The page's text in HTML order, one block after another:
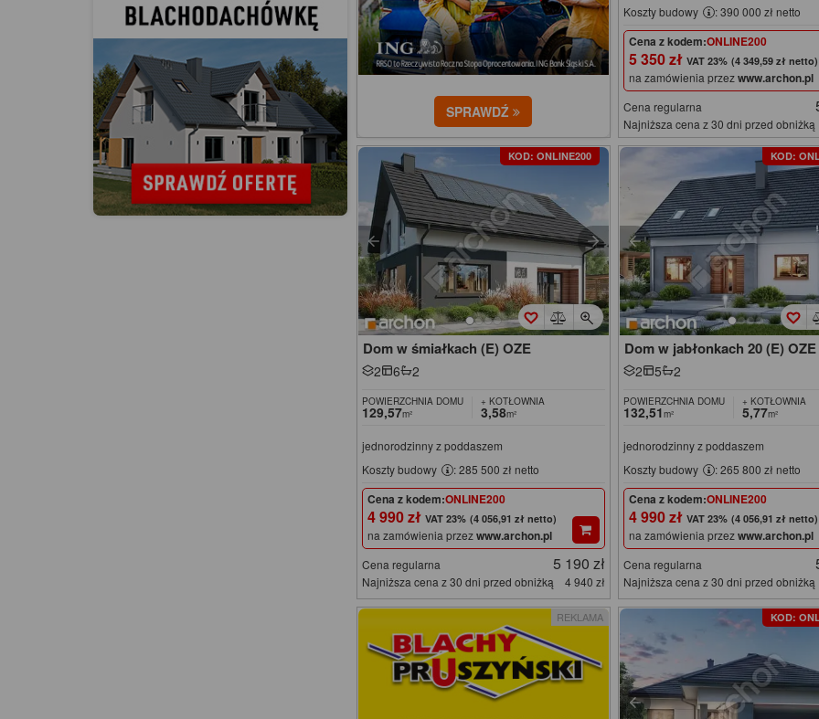
SPRAWDŹ
Koszty budowy
: 390 000 zł netto
Cena z kodem:ONLINE200
5 350 zł (4 349,59 zł netto)
na zamówienia przezwww.archon.pl
Cena regularna
Najniższa cena z 30 dni przed obniżką
KOD: ONLINE200
Dom w śmiałkach (E) OZE
2 6 2
POWIERZCHNIA DOMU
129,57m²
+ KOTŁOWNIA
3,58m²
jednorodzinny z poddaszem
Koszty budowy
: 285 500 zł netto
Cena z kodem:ONLINE200
4 990 zł (4 056,91 zł netto)
na zamówienia przezwww.archon.pl
Cena regularna 5 190 zł
Najniższa cena z 30 dni przed obniżką 4 940 zł
KOD:
Dom w jabłonkach 20 (E) OZE
2 5 2
POWIERZCHNIA DOMU
132,51m²
+ KOTŁOWNIA
5,77m²
jednorodzinny z poddaszem
Koszty budowy
: 265 800 zł netto
Cena z kodem:ONLINE200
4 990 zł (4 056,91 zł netto)
na zamówienia przezwww.archon.pl
Cena regularna
Najniższa cena z 30 dni przed obniżką
REKLAMA KOD: